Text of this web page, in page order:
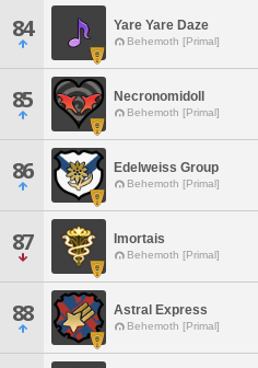
84 Yare Yare Daze
Behemoth [Primal]
85 Necronomidoll
Behemoth [Primal]
86 Edelweiss Group
Behemoth [Primal]
87 Imortais
Behemoth [Primal]
88 Astral Express
Behemoth [Primal]